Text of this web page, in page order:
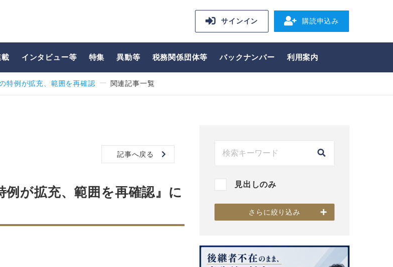
サインイン 購読申込み
インタビュー等 特集 異動等 税務関係団体等 バックナンバー 利用案内
特例が拡充、範囲を再確認 関連記事一覧
記事へ戻る
例が拡充、範囲を再確認』に
見出しのみ
さらに絞り込み